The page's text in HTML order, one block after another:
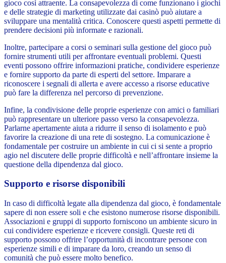
gioco così attraente. La consapevolezza di come funzionano i giochi
e delle strategie di marketing utilizzate dai casinò può aiutare a
sviluppare una mentalità critica. Conoscere questi aspetti permette di
prendere decisioni più informate e razionali.
Inoltre, partecipare a corsi o seminari sulla gestione del gioco può
fornire strumenti utili per affrontare eventuali problemi. Questi
eventi possono offrire informazioni pratiche, condividere esperienze
e fornire supporto da parte di esperti del settore. Imparare a
riconoscere i segnali di allerta e avere accesso a risorse educative
può fare la differenza nel percorso di prevenzione.
Infine, la condivisione delle proprie esperienze con amici o familiari
può rappresentare un ulteriore passo verso la consapevolezza.
Parlarne apertamente aiuta a ridurre il senso di isolamento e può
favorire la creazione di una rete di sostegno. La comunicazione è
fondamentale per costruire un ambiente in cui ci si sente a proprio
agio nel discutere delle proprie difficoltà e nell’affrontare insieme la
questione della dipendenza dal gioco.
Supporto e risorse disponibili
In caso di difficoltà legate alla dipendenza dal gioco, è fondamentale
sapere di non essere soli e che esistono numerose risorse disponibili.
Associazioni e gruppi di supporto forniscono un ambiente sicuro in
cui condividere esperienze e ricevere consigli. Queste reti di
supporto possono offrire l’opportunità di incontrare persone con
esperienze simili e di imparare da loro, creando un senso di
comunità che può essere molto benefico.